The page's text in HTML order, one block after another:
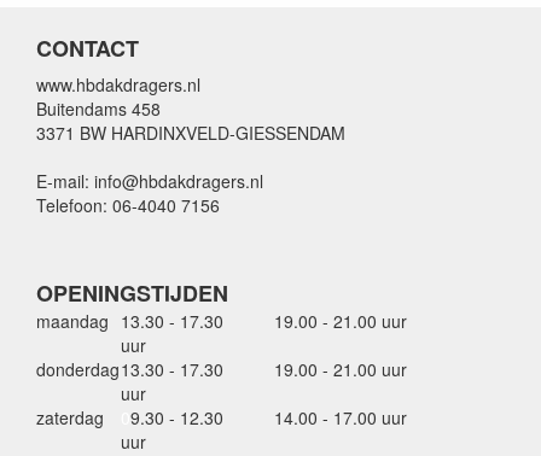
CONTACT
www.hbdakdragers.nl
Buitendams 458
3371 BW HARDINXVELD-GIESSENDAM
E-mail: info@hbdakdragers.nl
Telefoon: 06-4040 7156
OPENINGSTIJDEN
maandag 13.30 - 17.30
uur
19.00 - 21.00 uur
donderdag13.30 - 17.30
uur
19.00 - 21.00 uur
zaterdag
9.30 - 12.30
uur
14.00 - 17.00 uur